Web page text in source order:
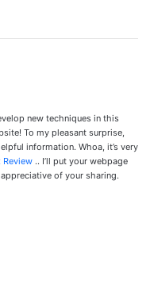
new techniques in this
To my pleasant surprise,
information. Whoa, it’s very
Review .. I’ll put your webpage
of your sharing.